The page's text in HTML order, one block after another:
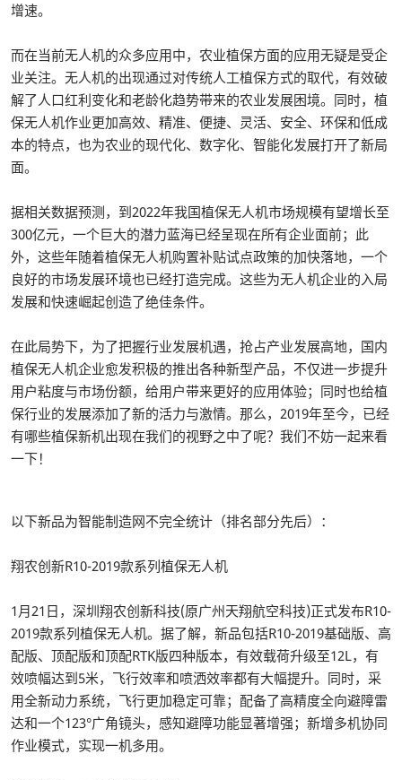
增速。
而在当前无人机的众多应用中，农业植保方面的应用无疑是受企
业关注。无人机的出现通过对传统人工植保方式的取代，有效破
解了人口红利变化和老龄化趋势带来的农业发展困境。同时，植
保无人机作业更加高效、精准、便捷、灵活、安全、环保和低成
本的特点，也为农业的现代化、数字化、智能化发展打开了新局
面。
据相关数据预测，到2022年我国植保无人机市场规模有望增长至
300亿元，一个巨大的潜力蓝海已经呈现在所有企业面前；此
外，这些年随着植保无人机购置补贴试点政策的加快落地，一个
良好的市场发展环境也已经打造完成。这些为无人机企业的入局
发展和快速崛起创造了绝佳条件。
在此局势下，为了把握行业发展机遇，抢占产业发展高地，国内
植保无人机企业愈发积极的推出各种新型产品，不仅进一步提升
用户粘度与市场份额，给用户带来更好的应用体验；同时也给植
保行业的发展添加了新的活力与激情。那么，2019年至今，已经
有哪些植保新机出现在我们的视野之中了呢？我们不妨一起来看
一下！
以下新品为智能制造网不完全统计（排名部分先后）：
翔农创新R10-2019款系列植保无人机
1月21日，深圳翔农创新科技(原广州天翔航空科技)正式发布R10-
2019款系列植保无人机。据了解，新品包括R10-2019基础版、高
配版、顶配版和顶配RTK版四种版本，有效载荷升级至12L，有
效喷幅达到5米，飞行效率和喷洒效率都有大幅提升。同时，采
用全新动力系统，飞行更加稳定可靠；配备了高精度全向避障雷
达和一个123°广角镜头，感知避障功能显著增强；新增多机协同
作业模式，实现一机多用。